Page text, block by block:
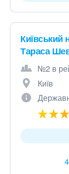
Київський
Тараса
№2 в
Київ